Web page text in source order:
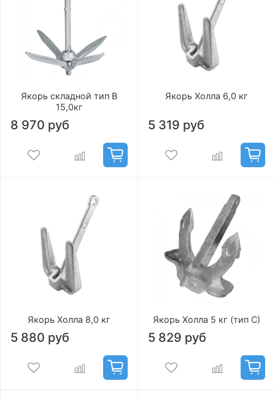
Якорь складной тип В
15,0кг
8 970 руб
Якорь Холла 6,0 кг
5 319 руб
Якорь Холла 8,0 кг
5 880 руб
Якорь Холла 5 кг (тип С)
5 829 руб